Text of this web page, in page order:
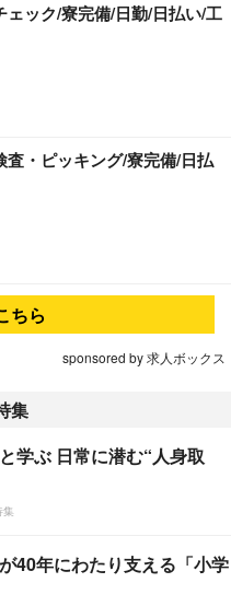
ック/寮完備/日勤/日払い/工
・ピッキング/寮完備/日払
ちら
sponsored by 求人ボックス
集
学ぶ 日常に潜む“人身取
集
40年にわたり支える「小学